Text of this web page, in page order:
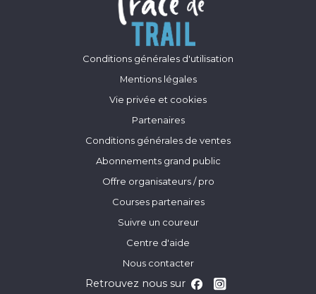
Conditions générales d'utilisation
Mentions légales
Vie privée et cookies
Partenaires
Conditions générales de ventes
Abonnements grand public
Offre organisateurs / pro
Courses partenaires
Suivre un coureur
Centre d'aide
Nous contacter
Retrouvez nous sur